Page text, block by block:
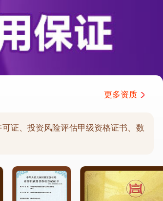
更多资质
证、投资风险评估甲级资格证书、数